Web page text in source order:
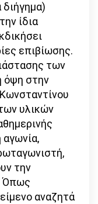
ίδια
επιβίωσης.
των
όψη στην
υλικών
αγωνία,
την
Όπως
αναζητά